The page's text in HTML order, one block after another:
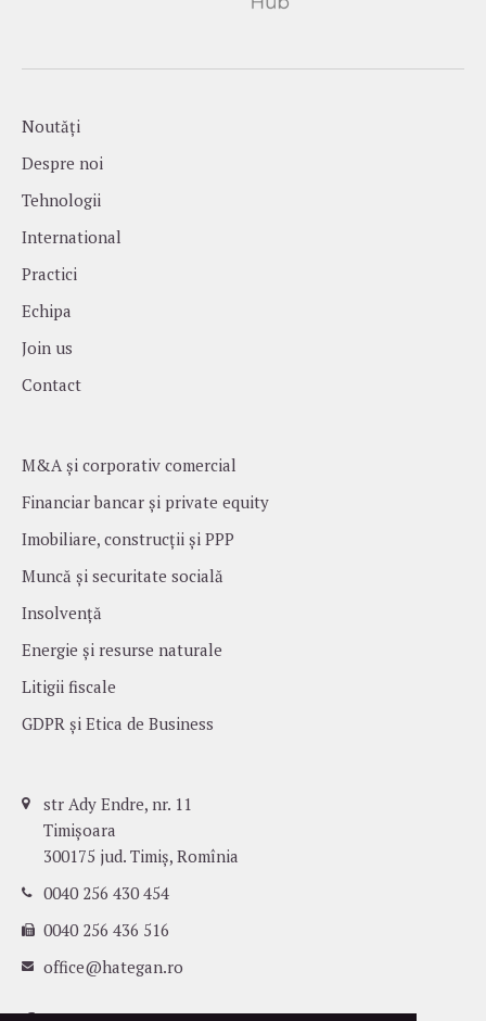
Noutăți
Despre noi
Tehnologii
International
Practici
Echipa
Join us
Contact
M&A și corporativ comercial
Financiar bancar și private equity
Imobiliare, construcții și PPP
Muncă și securitate socială
Insolvență
Energie și resurse naturale
Litigii fiscale
GDPR și Etica de Business
str Ady Endre, nr. 11
Timișoara
300175 jud. Timiș, Romînia
0040 256 430 454
0040 256 436 516
office@hategan.ro